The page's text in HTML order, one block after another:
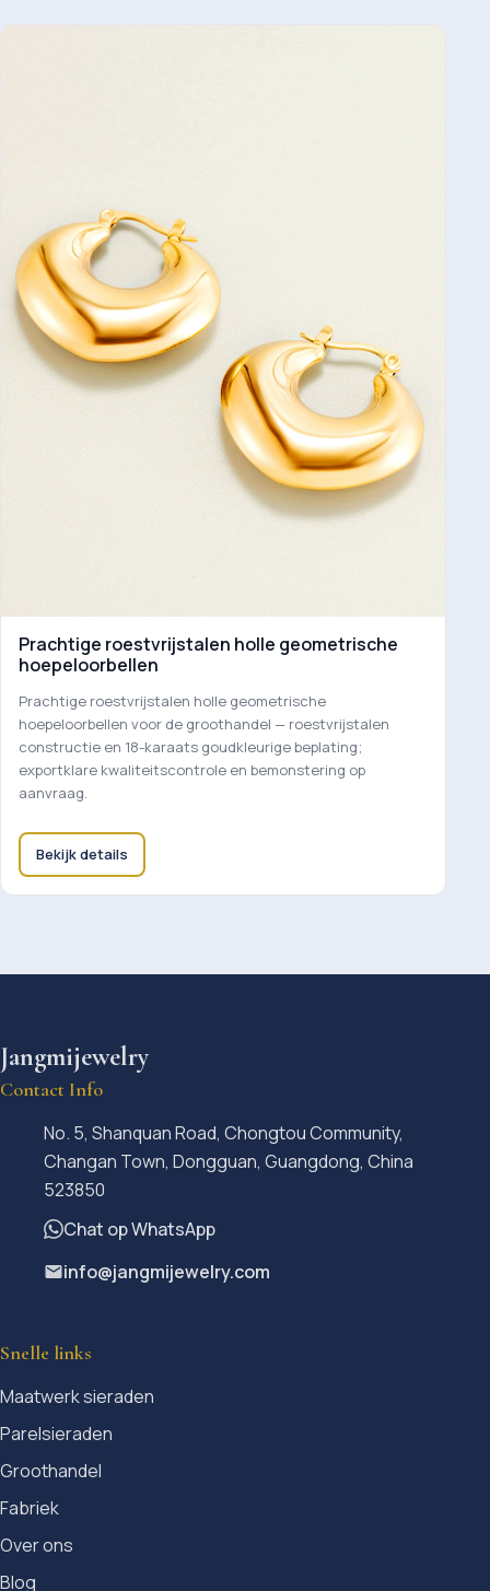
Prachtige roestvrijstalen holle geometrische
hoepeloorbellen
Prachtige roestvrijstalen holle geometrische
hoepeloorbellen voor de groothandel — roestvrijstalen
constructie en 18-karaats goudkleurige beplating;
exportklare kwaliteitscontrole en bemonstering op
aanvraag.
Bekijk details
Jangmijewelry
Contact Info
No. 5, Shanquan Road, Chongtou Community,
Changan Town, Dongguan, Guangdong, China
523850
Chat op WhatsApp
info@jangmijewelry.com
Snelle links
Maatwerk sieraden
Parelsieraden
Groothandel
Fabriek
Over ons
Blog